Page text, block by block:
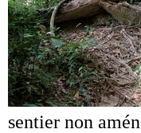
sentier non